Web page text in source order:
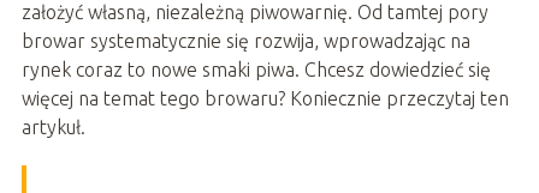
założyć własną, niezależną piwowarnię. Od tamtej pory
browar systematycznie się rozwija, wprowadzając na
rynek coraz to nowe smaki piwa. Chcesz dowiedzieć się
więcej na temat tego browaru? Koniecznie przeczytaj ten
artykuł.